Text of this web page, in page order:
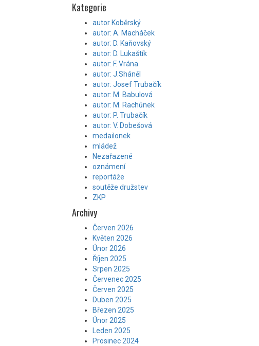
Kategorie
autor Koběrský
autor: A. Macháček
autor: D. Kaňovský
autor: D. Lukaštík
autor: F. Vrána
autor: J.Sháněl
autor: Josef Trubačík
autor: M. Babulová
autor: M. Rachůnek
autor: P. Trubačík
autor: V. Dobešová
medailonek
mládež
Nezařazené
oznámení
reportáže
soutěže družstev
ZKP
Archivy
Červen 2026
Květen 2026
Únor 2026
Říjen 2025
Srpen 2025
Červenec 2025
Červen 2025
Duben 2025
Březen 2025
Únor 2025
Leden 2025
Prosinec 2024